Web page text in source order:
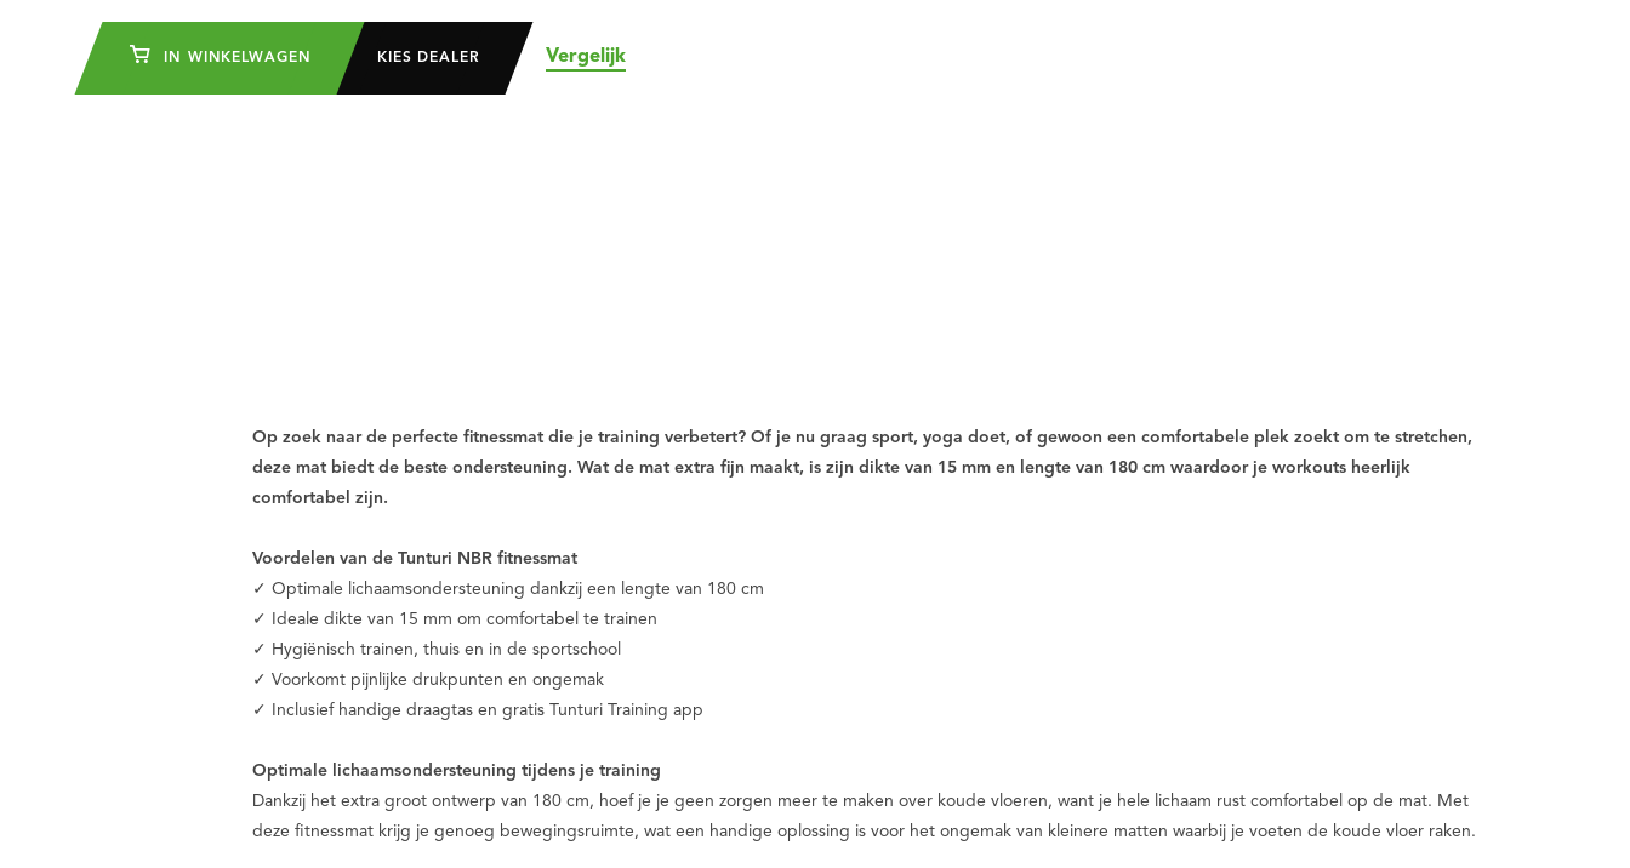
IN WINKELWAGEN KIES DEALER Vergelijk
Op zoek naar de perfecte fitnessmat die je training verbetert? Of je nu graag sport, yoga doet, of gewoon een comfortabele plek zoekt om te stretchen,
deze mat biedt de beste ondersteuning. Wat de mat extra fijn maakt, is zijn dikte van 15 mm en lengte van 180 cm waardoor je workouts heerlijk
comfortabel zijn.
Voordelen van de Tunturi NBR fitnessmat
✓ Optimale lichaamsondersteuning dankzij een lengte van 180 cm
✓ Ideale dikte van 15 mm om comfortabel te trainen
✓ Hygiënisch trainen, thuis en in de sportschool
✓ Voorkomt pijnlijke drukpunten en ongemak
✓ Inclusief handige draagtas en gratis Tunturi Training app
Optimale lichaamsondersteuning tijdens je training
Dankzij het extra groot ontwerp van 180 cm, hoef je je geen zorgen meer te maken over koude vloeren, want je hele lichaam rust comfortabel op de mat. Met
deze fitnessmat krijg je genoeg bewegingsruimte, wat een handige oplossing is voor het ongemak van kleinere matten waarbij je voeten de koude vloer raken.